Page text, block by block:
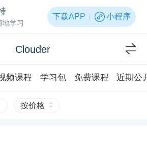
地学习
下载APP 小程序
Clouder
频课程 学习包 免费课程 近期公
按价格